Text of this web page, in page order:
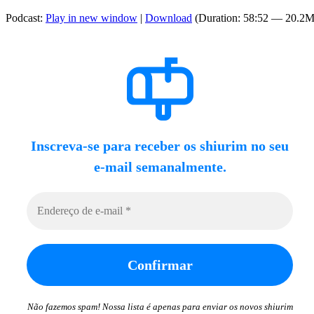
Podcast: Play in new window | Download (Duration: 58:52 —
Inscreva-se para receber os shiurim no seu
e-mail semanalmente.
Não fazemos spam! Nossa lista é apenas para enviar os novos shiurim